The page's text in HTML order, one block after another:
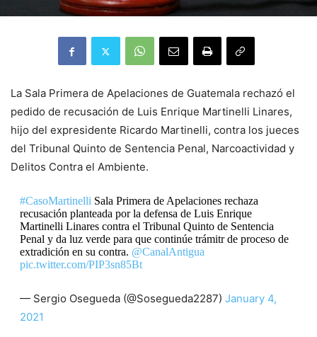
La Sala Primera de Apelaciones de Guatemala rechazó el
pedido de recusación de Luis Enrique Martinelli Linares,
hijo del expresidente Ricardo Martinelli, contra los jueces
del Tribunal Quinto de Sentencia Penal, Narcoactividad y
Delitos Contra el Ambiente.
#CasoMartinelli Sala Primera de Apelaciones rechaza
recusación planteada por la defensa de Luis Enrique
Martinelli Linares contra el Tribunal Quinto de Sentencia
Penal y da luz verde para que continúe trámitr de proceso de
extradición en su contra. @CanalAntigua
pic.twitter.com/PIP3sn85Bt
— Sergio Osegueda (@Sosegueda2287) January 4,
2021